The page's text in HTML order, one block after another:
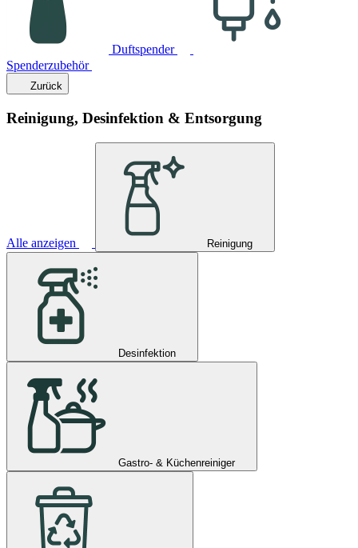
Duftspender
Spenderzubehör
Zurück
Reinigung, Desinfektion & Entsorgung
Alle anzeigen Reinigung
Desinfektion
Gastro- & Küchenreiniger